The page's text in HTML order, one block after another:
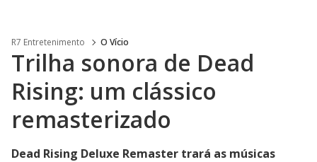
R7 Entretenimento O Vício
Trilha sonora de Dead
Rising: um clássico
remasterizado
Dead Rising Deluxe Remaster trará as músicas